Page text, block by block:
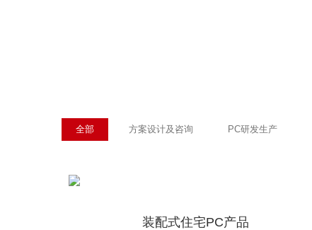
全部 方案设计及咨询 PC研发生产
装配式住宅PC产品